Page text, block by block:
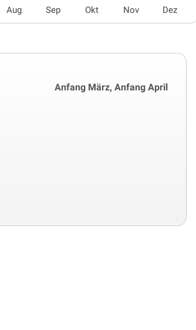
Aug Sep Okt Nov Dez
Anfang März, Anfang April